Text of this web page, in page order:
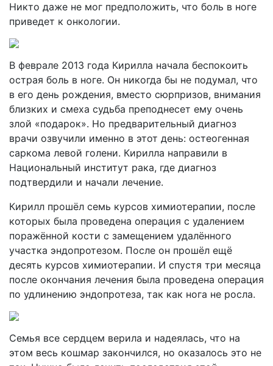
Никто даже не мог предположить, что боль в ноге
приведет к онкологии.
В феврале 2013 года Кирилла начала беспокоить
острая боль в ноге. Он никогда бы не подумал, что
в его день рождения, вместо сюрпризов, внимания
близких и смеха судьба преподнесет ему очень
злой «подарок». Но предварительный диагноз
врачи озвучили именно в этот день: остеогенная
саркома левой голени. Кирилла направили в
Национальный институт рака, где диагноз
подтвердили и начали лечение.
Кирилл прошёл семь курсов химиотерапии, после
которых была проведена операция с удалением
поражённой кости с замещением удалённого
участка эндопротезом. После он прошёл ещё
десять курсов химиотерапии. И спустя три месяца
после окончания лечения была проведена операция
по удлинению эндопротеза, так как нога не росла.
Семья все сердцем верила и надеялась, что на
этом весь кошмар закончился, но оказалось это не